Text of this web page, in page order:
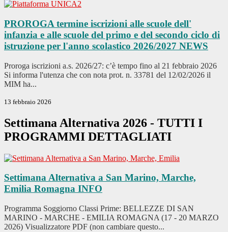
PROROGA termine iscrizioni alle scuole dell'
infanzia e alle scuole del primo e del secondo ciclo di
istruzione per l'anno scolastico 2026/2027 NEWS
Proroga iscrizioni a.s. 2026/27: c’è tempo fino al 21 febbraio 2026
Si informa l'utenza che con nota prot. n. 33781 del 12/02/2026 il
MIM ha...
13 febbraio 2026
Settimana Alternativa 2026 - TUTTI I
PROGRAMMI DETTAGLIATI
Settimana Alternativa a San Marino, Marche,
Emilia Romagna INFO
Programma Soggiorno Classi Prime: BELLEZZE DI SAN
MARINO - MARCHE - EMILIA ROMAGNA (17 - 20 MARZO
2026) Visualizzatore PDF (non cambiare questo...